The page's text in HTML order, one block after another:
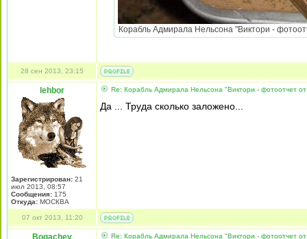
Корабль Адмирала Нельсона "Виктори -
28 сен 2013, 23:15
lehbor
Зарегистрирован: 21
июл 2013, 08:57
Сообщения: 175
Откуда: МОСКВА
Re: Корабль Адмирала Нельсона "Виктори - фотоотчет
Да ... Труда сколько заложено...
07 окт 2013, 11:20
Bogachev Re: Корабль Адмирала Нельсона "Виктори - фотоотчет